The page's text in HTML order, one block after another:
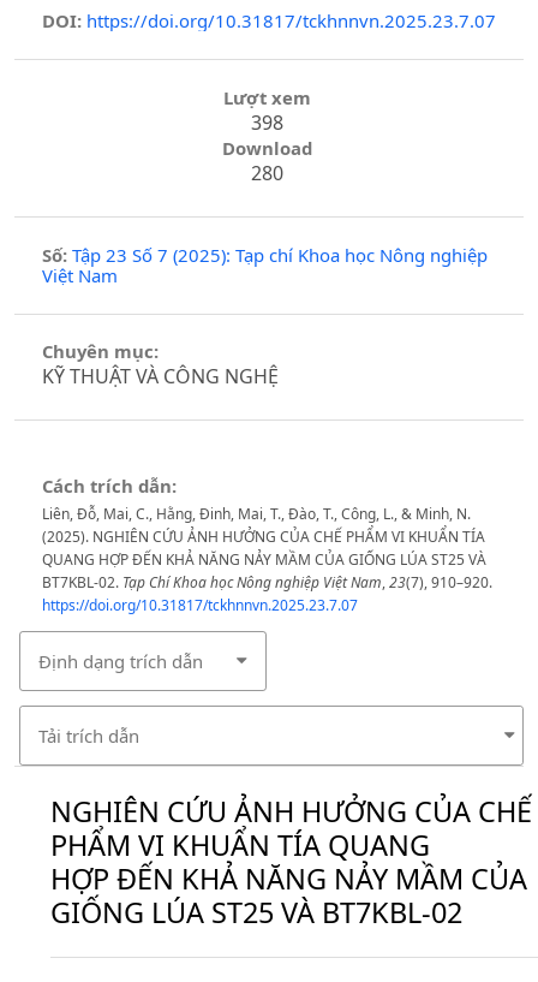
DOI: https://doi.org/10.31817/tckhnnvn.2025.23.7.07
Lượt xem
398
Download
280
Số: Tập 23 Số 7 (2025): Tạp chí Khoa học Nông nghiệp
Việt Nam
Chuyên mục:
KỸ THUẬT VÀ CÔNG NGHỆ
Cách trích dẫn:
Liên, Đỗ, Mai, C., Hằng, Đinh, Mai, T., Đào, T., Công, L., & Minh, N.
(2025). NGHIÊN CỨU ẢNH HƯỞNG CỦA CHẾ PHẨM VI KHUẨN TÍA
QUANG HỢP ĐẾN KHẢ NĂNG NẢY MẦM CỦA GIỐNG LÚA ST25 VÀ
BT7KBL-02. Tạp Chí Khoa học Nông nghiệp Việt Nam,23(7), 910–920.
https://doi.org/10.31817/tckhnnvn.2025.23.7.07
Định dạng trích dẫn
Tải trích dẫn
NGHIÊN CỨU ẢNH HƯỞNG CỦA CHẾ
PHẨM VI KHUẨN TÍA QUANG
HỢP ĐẾN KHẢ NĂNG NẢY MẦM CỦA
GIỐNG LÚA ST25 VÀ BT7KBL-02